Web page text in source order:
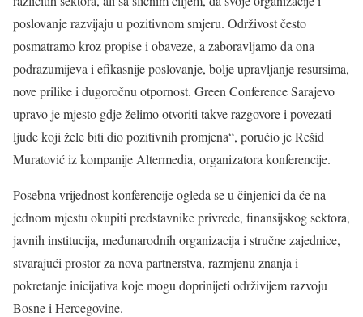
poslovanje razvijaju u pozitivnom smjeru. Održivost često
posmatramo kroz propise i obaveze, a zaboravljamo da ona
podrazumijeva i efikasnije poslovanje, bolje upravljanje resursima,
nove prilike i dugoročnu otpornost. Green Conference Sarajevo
upravo je mjesto gdje želimo otvoriti takve razgovore i povezati
ljude koji žele biti dio pozitivnih promjena“, poručio je Rešid
Muratović iz kompanije Altermedia, organizatora konferencije.
Posebna vrijednost konferencije ogleda se u činjenici da će na
jednom mjestu okupiti predstavnike privrede, finansijskog sektora,
javnih institucija, međunarodnih organizacija i stručne zajednice,
stvarajući prostor za nova partnerstva, razmjenu znanja i
pokretanje inicijativa koje mogu doprinijeti održivijem razvoju
Bosne i Hercegovine.